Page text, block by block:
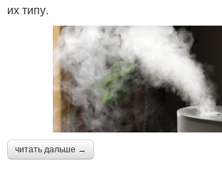
их типу.
читать дальше →